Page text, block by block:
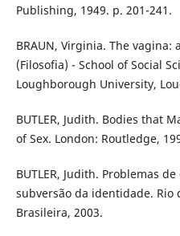
Publishing, 1949. p. 201-241.
BRAUN, Virginia. The vagina:
(Filosofia) - School of Social
Loughborough University,
BUTLER, Judith. Bodies that
of Sex. London: Routledge,
BUTLER, Judith. Problemas
subversão da identidade. Rio
Brasileira, 2003.